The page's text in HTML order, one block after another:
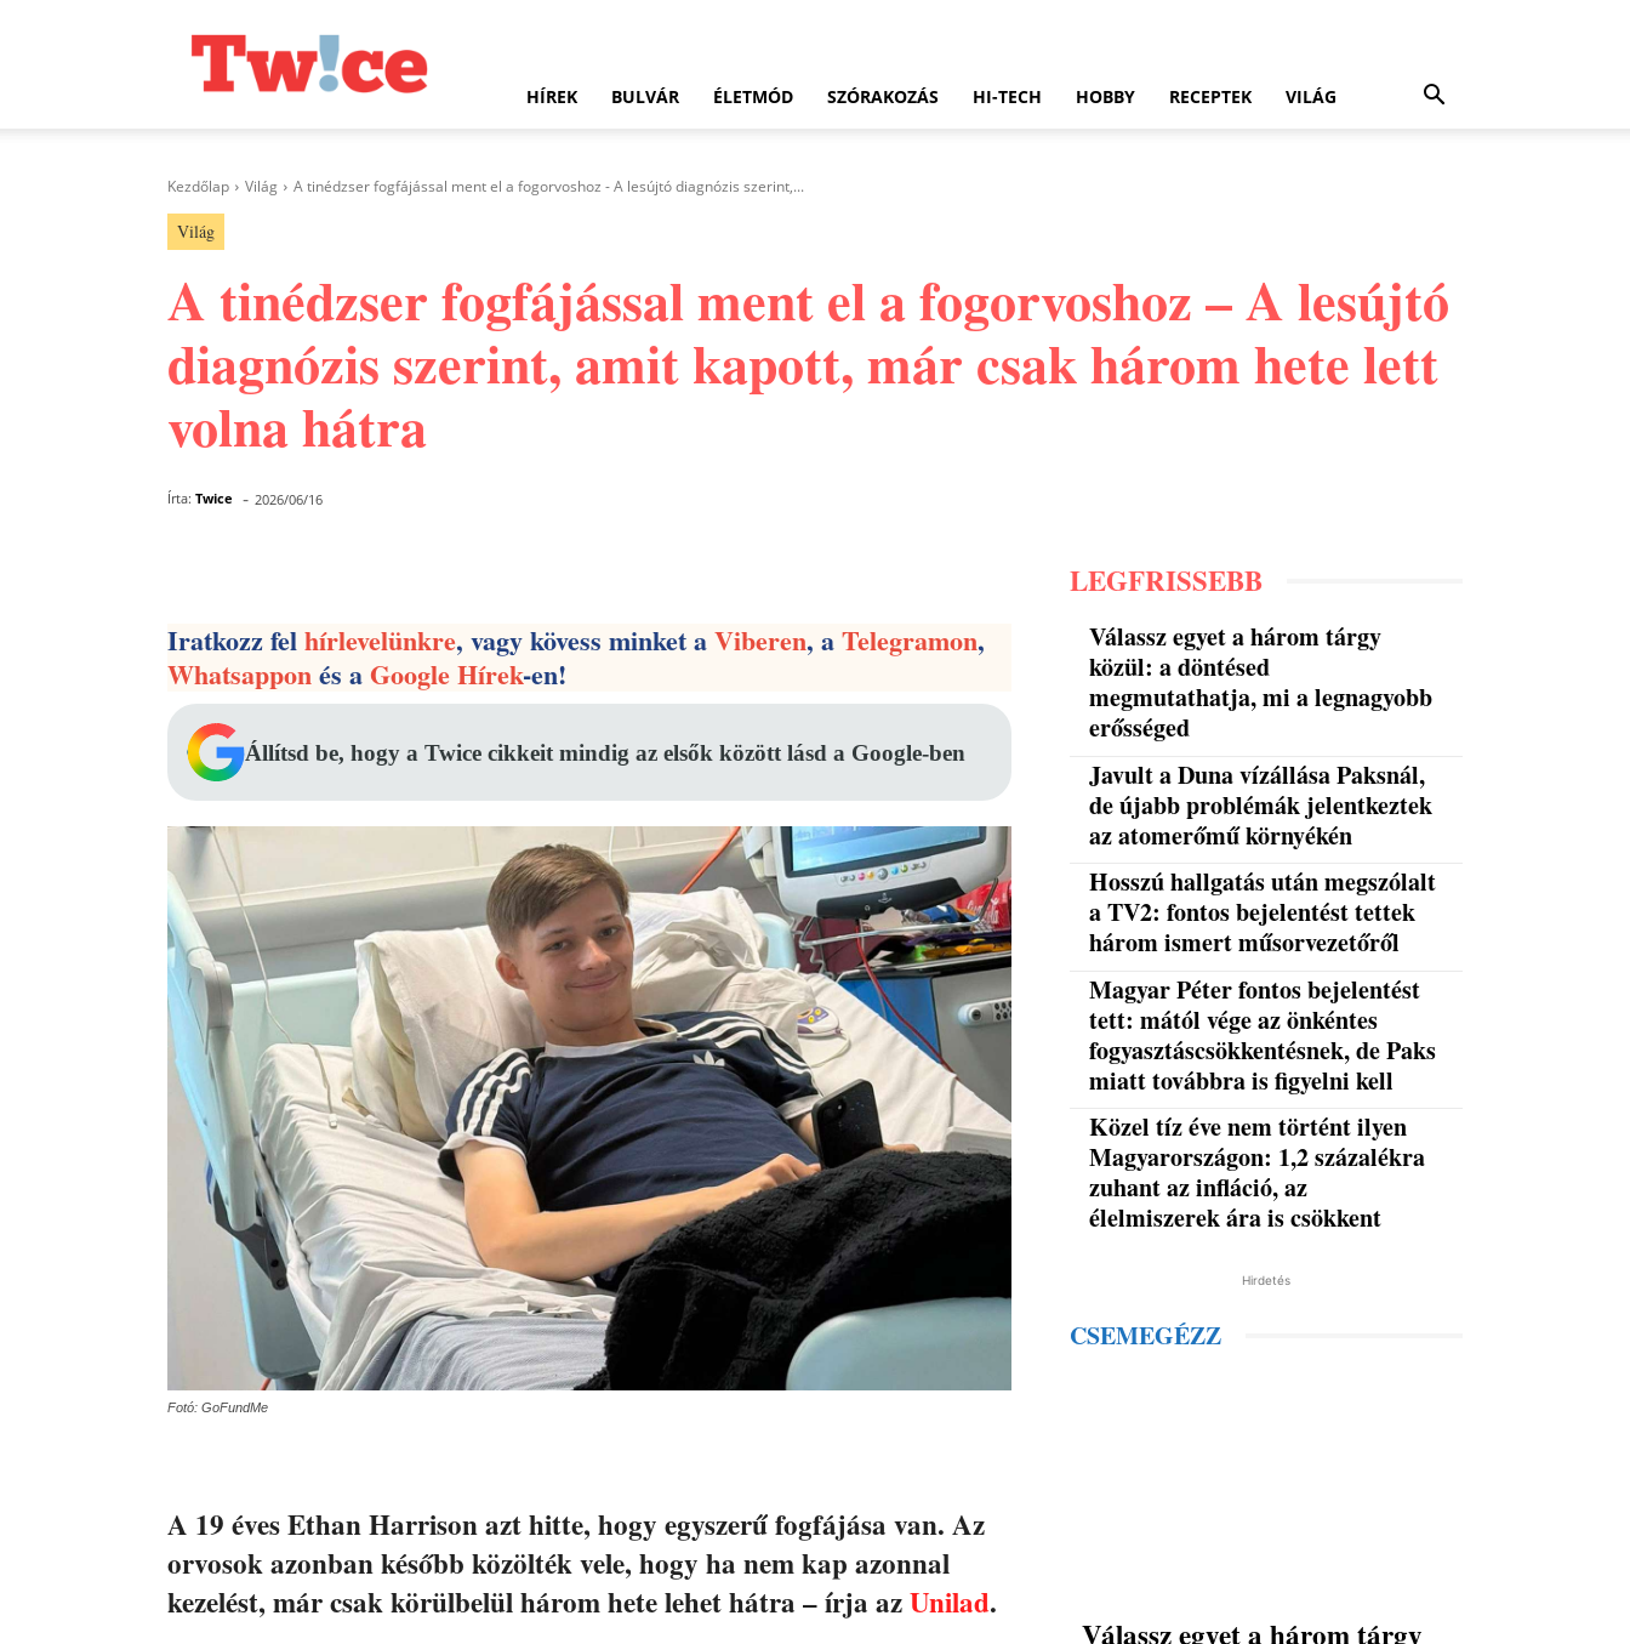
HÍREK BULVÁR ÉLETMÓD SZÓRAKOZÁS HI-TECH HOBBY RECEPTEK VILÁG
Kezdőlap Világ A tinédzser fogfájással ment el a fogorvoshoz - A lesújtó diagnózis szerint,...
Világ
A tinédzser fogfájással ment el a fogorvoshoz – A lesújtó
diagnózis szerint, amit kapott, már csak három hete lett
volna hátra
Írta: Twice - 2026/06/16
Iratkozz felhírlevelünkre, vagy kövess minket aViberen, aTelegramon,
Whatsapponés aGoogle Hírek-en!
Állítsd be, hogy a Twice cikkeit mindig az elsők között lásd a Google-ben
Fotó: GoFundMe
A 19 éves Ethan Harrison azt hitte, hogy egyszerű fogfájása van. Az
orvosok azonban később közölték vele, hogy ha nem kap azonnal
kezelést, már csak körülbelül három hete lehet hátra – írja azUnilad.
LEGFRISSEBB
Válassz egyet a három tárgy
közül: a döntésed
megmutathatja, mi a legnagyobb
erősséged
Javult a Duna vízállása Paksnál,
de újabb problémák jelentkeztek
az atomerőmű környékén
Hosszú hallgatás után megszólalt
a TV2: fontos bejelentést tettek
három ismert műsorvezetőről
Magyar Péter fontos bejelentést
tett: mától vége az önkéntes
fogyasztáscsökkentésnek, de Paks
miatt továbbra is figyelni kell
Közel tíz éve nem történt ilyen
Magyarországon: 1,2 százalékra
zuhant az infláció, az
élelmiszerek ára is csökkent
Hirdetés
CSEMEGÉZZ
Válassz egyet a három tárgy